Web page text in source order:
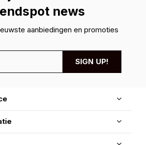
news
aanbiedingen en promoties
SIGN UP!